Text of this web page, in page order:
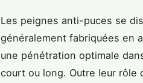
Les peignes anti-puces se
généralement fabriquées en
une pénétration optimale
court ou long. Outre leur rôle